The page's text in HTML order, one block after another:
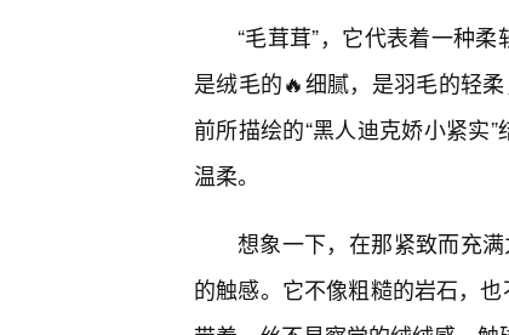
“毛茸茸”，它代表着一种
是绒毛的🔥细腻，是羽毛的轻
前所描绘的“黑人迪克娇小紧实
温柔。
想象一下，在那紧致而充
的触感。它不像粗糙的岩石，